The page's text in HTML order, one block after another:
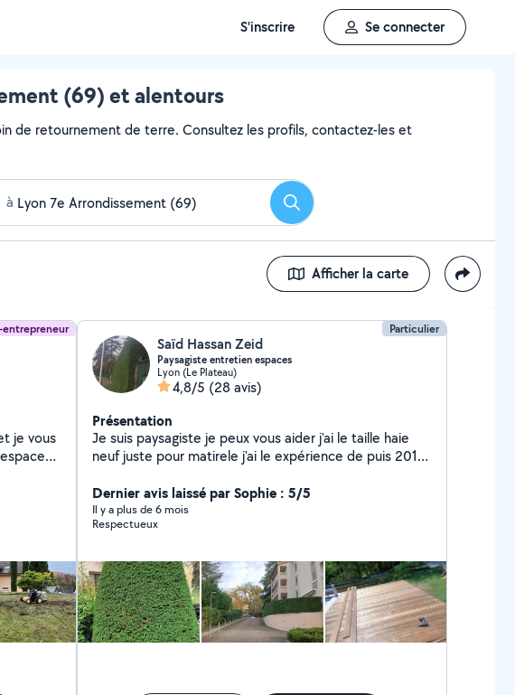
S'inscrire Se connecter
(69) et alentours
de retournement de terre. Consultez les profils, contactez-les et
à Rechercher
Afficher la carte
je vous
Particulier
Saïd Hassan Zeid
Paysagiste entretien espaces
Lyon (Le Plateau)
4,8/5 (28 avis)
Présentation
Je suis paysagiste je peux vous aider j'ai le taille haie
neuf juste pour matirele j'ai le expérience de puis 2017
Dernier avis laissé par Sophie : 5/5
Il y a plus de 6 mois
Respectueux